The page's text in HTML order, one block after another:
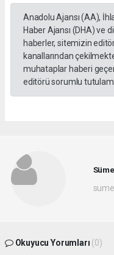
Anadolu Ajansı (AA),
Haber Ajansı (DHA) ve
haberler, sitemizin
kanallarından
muhataplar haberi
editörü sorumlu
Okuyucu Yorumları (0)